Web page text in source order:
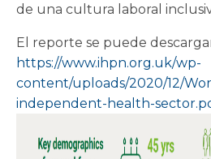
de una cultura laboral
El reporte se puede
https://www.ihpn.org.uk/wp-
content/uploads/2020/12/
independent-health-